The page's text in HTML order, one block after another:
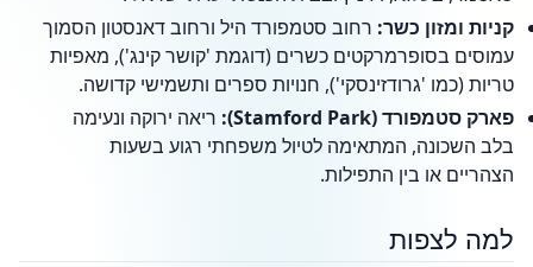
קניות ומזון כשר: רחוב סטמפורד היל ורחוב דאנסטון הסמוך
עמוסים בסופרמרקטים כשרים (דוגמת 'קושר קינג'), מאפיות
טריות (כמו 'גרודזינסקי'), חנויות ספרים ותשמישי קדושה.
פארק סטמפורד (Stamford Park):
ריאה ירוקה ונעימה
בלב השכונה, המתאימה לטיול משפחתי רגוע בשעות
הצהריים או בין התפילות.
למה לצפות